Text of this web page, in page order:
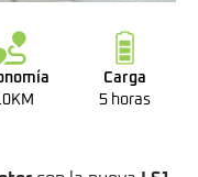
Carga
5 horas